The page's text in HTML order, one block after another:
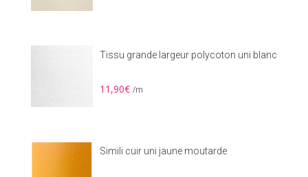
Tissu grande largeur polycoton uni blanc
11,90€ /m
Simili cuir uni jaune moutarde